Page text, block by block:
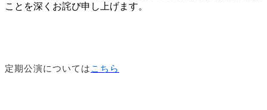
ことを深くお詫び申し上げます。
定期公演については こ ち ら